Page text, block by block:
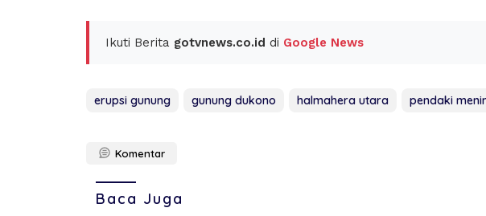
Ikuti Berita gotvnews.co.id di Google News
erupsi gunung gunung dukono halmahera utara pendaki
Komentar
Baca Juga